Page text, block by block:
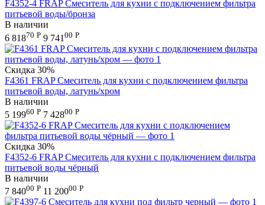
F4352-4 FRAP Смеситель для кухни с подключением фильтра
питьевой воды/бронза
В наличии
6 81870 Р 9 741 00 Р
Скидка 30%
F4361 FRAP Смеситель для кухни с подключением фильтра
питьевой воды, латунь/хром
В наличии
5 19960 Р 7 42800 Р
Скидка 30%
F4352-6 FRAP Смеситель для кухни с подключением фильтра
питьевой воды чёрный
В наличии
7 84000 Р 11 20000 Р